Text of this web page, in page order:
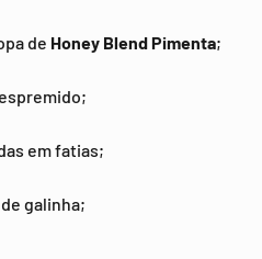
de Honey Blend Pimenta;
em fatias;
galinha;